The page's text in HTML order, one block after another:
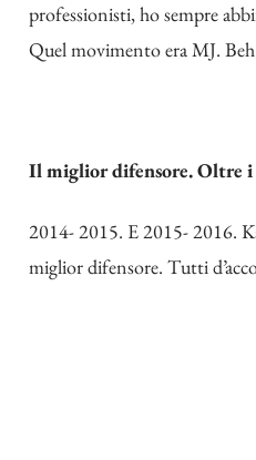
professionisti, ho sempre
Quel movimento era MJ. Beh
Il miglior difensore. Oltre
2014- 2015. E 2015- 2016.
miglior difensore. Tutti